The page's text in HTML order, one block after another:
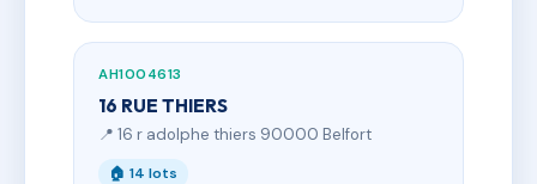
AH1004613
16 RUE THIERS
📍 16 r adolphe thiers 90000 Belfort
🏠 14 lots